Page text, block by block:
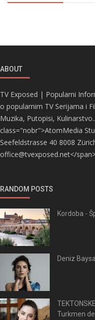
ABOUT
TV Exposed | Popularni
o popularnim TV Serijama i
Muzika, Putopisi,
class="nobr">AtomMedia
Seefeldstrasse 40 8008
office@tvexposed.net</
RANDOM POSTS
Kordoba -
Deniz
Turkmen